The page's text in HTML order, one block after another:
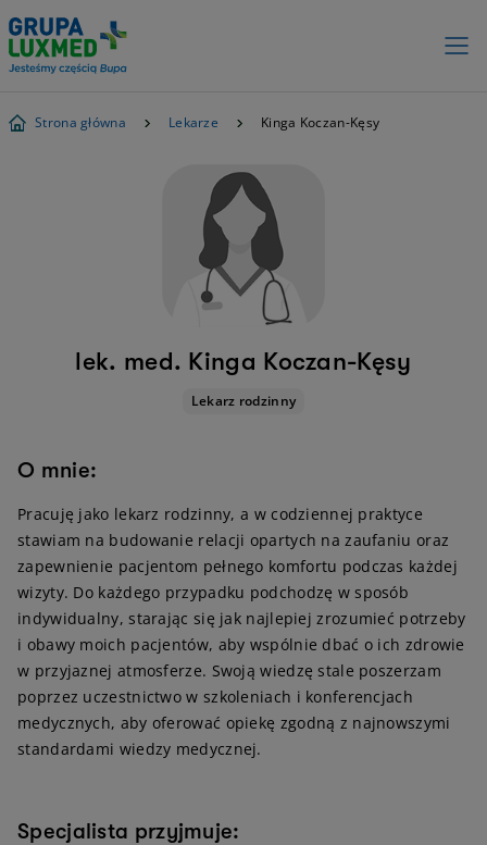
Strona główna Lekarze Kinga Koczan-Kęsy
lek. med. Kinga Koczan-Kęsy
Lekarz rodzinny
O mnie:
Pracuję jako lekarz rodzinny, a w codziennej praktyce
stawiam na budowanie relacji opartych na zaufaniu oraz
zapewnienie pacjentom pełnego komfortu podczas każdej
wizyty. Do każdego przypadku podchodzę w sposób
indywidualny, starając się jak najlepiej zrozumieć potrzeby
i obawy moich pacjentów, aby wspólnie dbać o ich zdrowie
w przyjaznej atmosferze. Swoją wiedzę stale poszerzam
poprzez uczestnictwo w szkoleniach i konferencjach
medycznych, aby oferować opiekę zgodną z najnowszymi
standardami wiedzy medycznej.
Specjalista przyjmuje: